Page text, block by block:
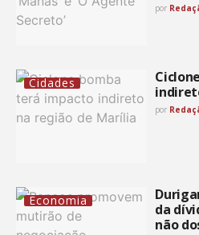
por
Cidades
por
Economia
da
não